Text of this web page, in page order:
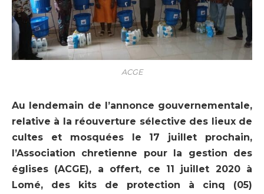
ACGE
Au lendemain de l’annonce gouvernementale,
relative à la réouverture sélective des lieux de
cultes et mosquées le 17 juillet prochain,
l’Association chretienne pour la gestion des
églises (ACGE), a offert, ce 11 juillet 2020 à
Lomé, des kits de protection à cinq (05)